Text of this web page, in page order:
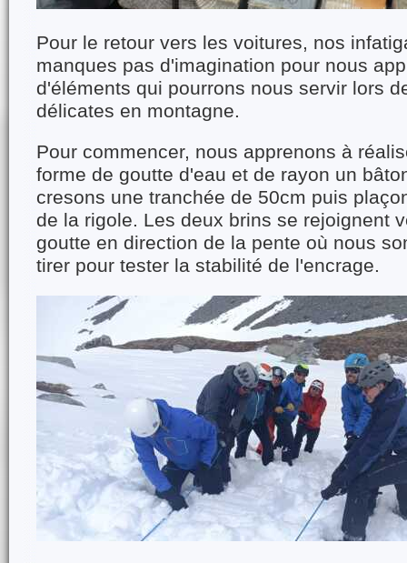
Pour le retour vers les voitures, nos
manques pas d'imagination pour nous
d'éléments qui pourrons nous servir lors
délicates en montagne.
Pour commencer, nous apprenons à
forme de goutte d'eau et de rayon un
cresons une tranchée de 50cm puis
de la rigole. Les deux brins se rejoignent
goutte en direction de la pente où nous
tirer pour tester la stabilité de l'encrage.